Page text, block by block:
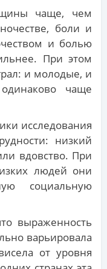
чаще, чем
боли и
и болью
При этом
и молодые, и
чаще
исследования
низкий
вдовство. При
людей они
социальную
выраженность
варьировала
от уровня